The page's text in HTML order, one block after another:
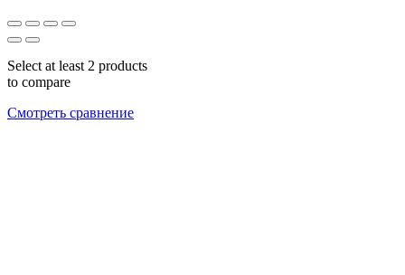
Select at least 2 products
to compare
Смотреть сравнение